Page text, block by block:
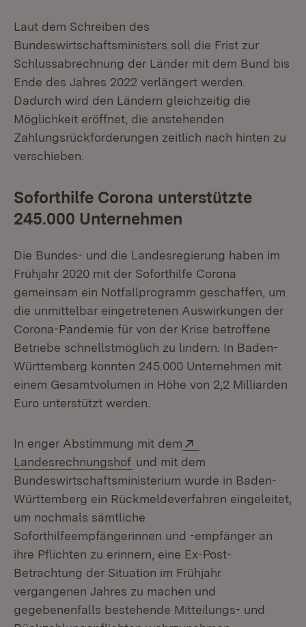
Laut dem Schreiben des
Bundeswirtschaftsministers soll die Frist zur
Schlussabrechnung der Länder mit dem Bund bis
Ende des Jahres 2022 verlängert werden.
Dadurch wird den Ländern gleichzeitig die
Möglichkeit eröffnet, die anstehenden
Zahlungsrückforderungen zeitlich nach hinten zu
verschieben.
Soforthilfe Corona unterstützte
245.000 Unternehmen
Die Bundes- und die Landesregierung haben im
Frühjahr 2020 mit der Soforthilfe Corona
gemeinsam ein Notfallprogramm geschaffen, um
die unmittelbar eingetretenen Auswirkungen der
Corona-Pandemie für von der Krise betroffene
Betriebe schnellstmöglich zu lindern. In Baden-
Württemberg konnten 245.000 Unternehmen mit
einem Gesamtvolumen in Höhe von 2,2 Milliarden
Euro unterstützt werden.
In enger Abstimmung mit dem
Landesrechnungshof (Öffnet in neuem Fenster)
und mit dem
Bundeswirtschaftsministerium wurde in Baden-
Württemberg ein Rückmeldeverfahren eingeleitet,
um nochmals sämtliche
Soforthilfeempfängerinnen und -empfänger an
ihre Pflichten zu erinnern, eine Ex-Post-
Betrachtung der Situation im Frühjahr
vergangenen Jahres zu machen und
gegebenenfalls bestehende Mitteilungs- und